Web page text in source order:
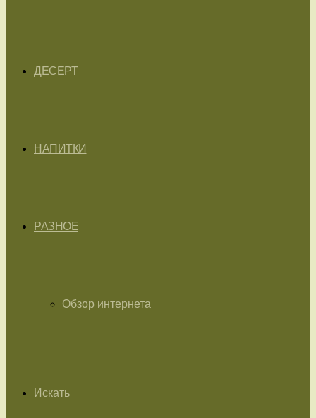
ДЕСЕРТ
НАПИТКИ
РАЗНОЕ
Обзор интернета
Искать